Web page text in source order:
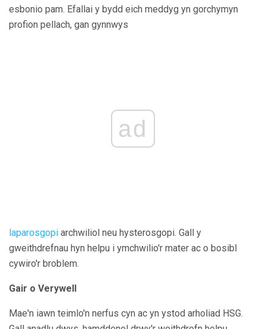
esbonio pam. Efallai y bydd eich meddyg yn gorchymyn
profion pellach, gan gynnwys
ad
laparosgopi archwiliol neu hysterosgopi. Gall y
gweithdrefnau hyn helpu i ymchwilio'r mater ac o bosibl
cywiro'r broblem.
Gair o Verywell
Mae'n iawn teimlo'n nerfus cyn ac yn ystod arholiad HSG.